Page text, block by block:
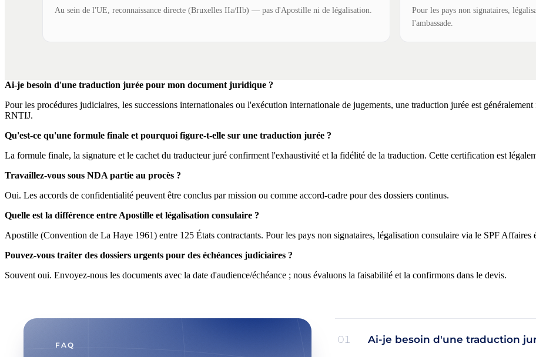
Au sein de l'UE, reconnaissance directe (Bruxelles IIa/IIb) — pas d'Apostille ni de légalisation.
Pour les pays non signataires,
l'ambassade.
Ai-je besoin d'une traduction jurée pour mon document juridique ?
Pour les procédures judiciaires, les successions internationales ou l'exécution internationale de jugements, une traduction jurée est
RNTIJ.
Qu'est-ce qu'une formule finale et pourquoi figure-t-elle sur une traduction jurée ?
La formule finale, la signature et le cachet du traducteur juré confirment l'exhaustivité et la fidélité de la traduction. Cette certification est
Travaillez-vous sous NDA partie au procès ?
Oui. Les accords de confidentialité peuvent être conclus par mission ou comme accord-cadre pour des dossiers continus.
Quelle est la différence entre Apostille et légalisation consulaire ?
Apostille (Convention de La Haye 1961) entre 125 États contractants. Pour les pays non signataires, légalisation consulaire via le SPF Affaires
Pouvez-vous traiter des dossiers urgents pour des échéances judiciaires ?
Souvent oui. Envoyez-nous les documents avec la date d'audience/échéance ; nous évaluons la faisabilité et la confirmons dans le devis.
FAQ 01 Ai-je besoin d'une traduction